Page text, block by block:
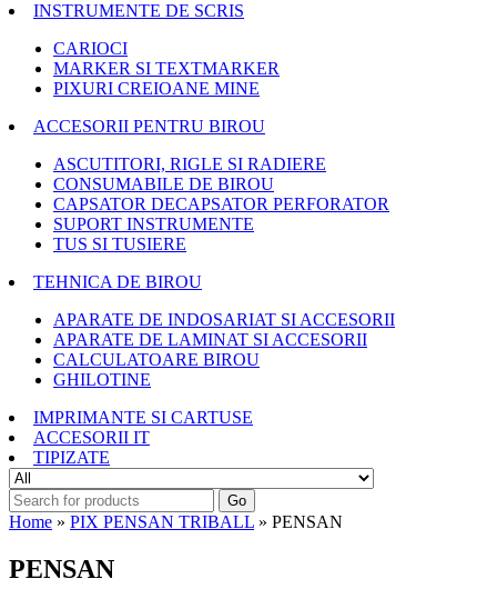
INSTRUMENTE DE SCRIS
CARIOCI
MARKER SI TEXTMARKER
PIXURI CREIOANE MINE
ACCESORII PENTRU BIROU
ASCUTITORI, RIGLE SI RADIERE
CONSUMABILE DE BIROU
CAPSATOR DECAPSATOR PERFORATOR
SUPORT INSTRUMENTE
TUS SI TUSIERE
TEHNICA DE BIROU
APARATE DE INDOSARIAT SI ACCESORII
APARATE DE LAMINAT SI ACCESORII
CALCULATOARE BIROU
GHILOTINE
IMPRIMANTE SI CARTUSE
ACCESORII IT
TIPIZATE
Go
Home » PIX PENSAN TRIBALL » PENSAN
PENSAN